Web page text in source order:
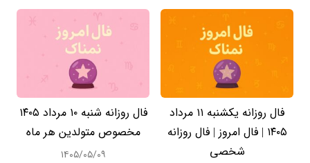
فال روزانه یکشنبه ۱۱ مرداد
۱۴۰۵ | فال امروز | فال روزانه
شخصی
فال روزانه شنبه ۱۰ مرداد ۱۴۰۵
مخصوص متولدین هر ماه
۱۴۰۵/۰۵/۰۹